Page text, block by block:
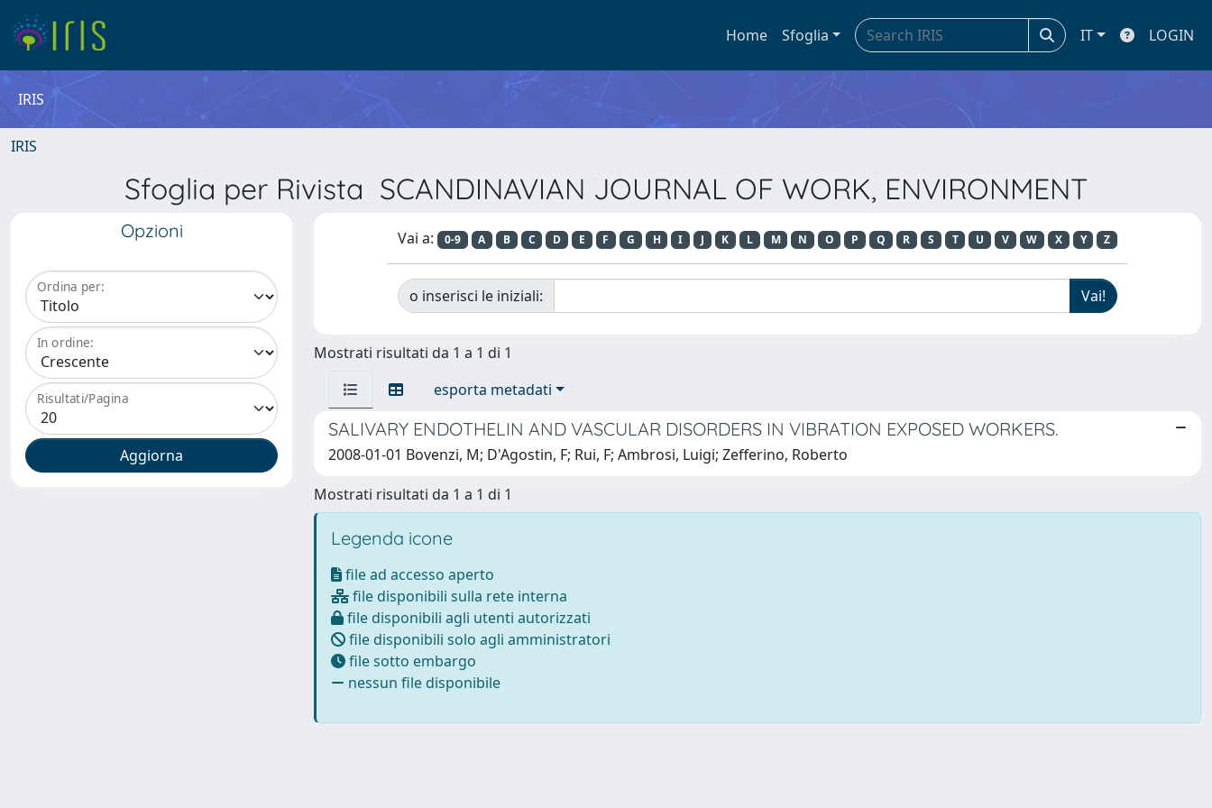
Home Sfoglia IT LOGIN
IRIS
IRIS
Sfoglia per Rivista SCANDINAVIAN JOURNAL OF WORK, ENVIRONMENT
Opzioni
Ordina per:
In ordine:
Risultati/Pagina
Vai a: 0-9 A B C D E F G H I J K L M N O P Q R S T U V W X Y Z
o inserisci le iniziali:
Mostrati risultati da 1 a 1 di 1
esporta metadati
SALIVARY ENDOTHELIN AND VASCULAR DISORDERS IN VIBRATION EXPOSED WORKERS.
2008-01-01 Bovenzi, M; D'Agostin, F; Rui, F; Ambrosi, Luigi; Zefferino, Roberto
Mostrati risultati da 1 a 1 di 1
Legenda icone
file ad accesso aperto
file disponibili sulla rete interna
file disponibili agli utenti autorizzati
file disponibili solo agli amministratori
file sotto embargo
nessun file disponibile